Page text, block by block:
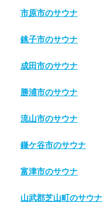
市原市のサウナ
銚子市のサウナ
成田市のサウナ
勝浦市のサウナ
流山市のサウナ
鎌ケ谷市のサウナ
富津市のサウナ
山武郡芝山町のサウナ